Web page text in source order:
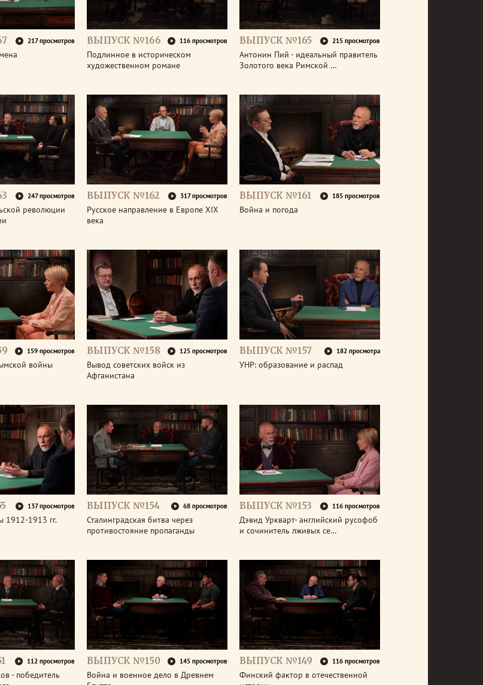
217 просмотров ВЫПУСК №166 116 просмотров
Подлинное в историческом
художественном романе
ВЫПУСК №165 215 просмотров
Антонин Пий - идеальный правитель
Золотого века Римской …
247 просмотров
революции
ВЫПУСК №162 317 просмотров
Русское направление в Европе XIX
века
ВЫПУСК №161 185 просмотров
Война и погода
159 просмотров
войны
ВЫПУСК №158 125 просмотров
Вывод советских войск из
Афганистана
ВЫПУСК №157 182 просмотра
УНР: образование и распад
137 просмотров
1912-1913 гг.
ВЫПУСК №154 68 просмотров
Сталинградская битва через
противостояние пропаганды
ВЫПУСК №153 116 просмотров
Дэвид Уркварт- английский русофоб
и сочинитель лживых се…
112 просмотров
- победитель
ВЫПУСК №150 145 просмотров
Война и военное дело в Древнем
ВЫПУСК №149 116 просмотров
Финский фактор в отечественной